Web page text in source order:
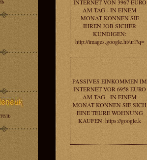
INTERNET VON 3967 EURO
AM TAG - IN EINEM
MONAT KONNEN SIE
IHREN JOB SICHER
KUNDIGEN:
http://images.google.ht/url?q=
PASSIVES EINKOMMEN IM
INTERNET VOR 6958 EURO
AM TAG - IN EINEM
MONAT KONNEN SIE SICH
EINE TEURE WOHNUNG
KAUFEN: https://google.k